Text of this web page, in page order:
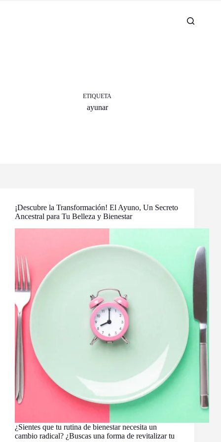
ETIQUETA
ayunar
¡Descubre la Transformación! El Ayuno, Un Secreto
Ancestral para Tu Belleza y Bienestar
¿Sientes que tu rutina de bienestar necesita un
cambio radical? ¿Buscas una forma de revitalizar tu